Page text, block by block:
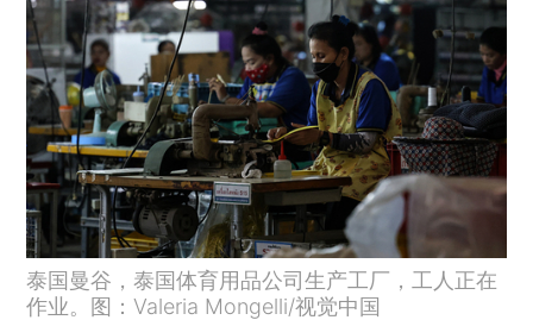
泰国曼谷，泰国体育用品公司生产工厂，工人正在
作业。图：Valeria Mongelli/视觉中国